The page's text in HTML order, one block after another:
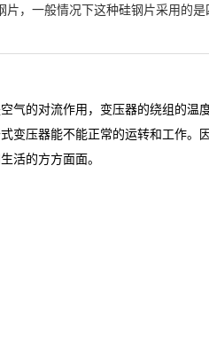
，一般情况下这种硅钢片采用的是
气的对流作用，变压器的绕组的温
变压器能不能正常的运转和工作。
活的方方面面。